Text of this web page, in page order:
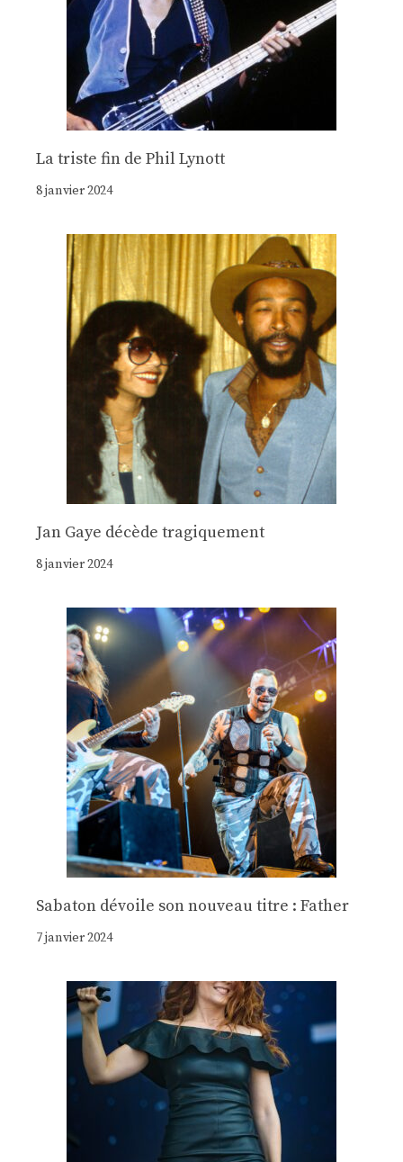
La triste fin de Phil Lynott
8 janvier 2024
Jan Gaye décède tragiquement
8 janvier 2024
Sabaton dévoile son nouveau titre : Father
7 janvier 2024